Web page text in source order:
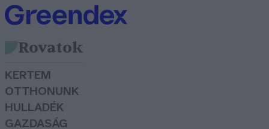
Rovatok
KERTEM
OTTHONUNK
HULLADÉK
GAZDASÁG